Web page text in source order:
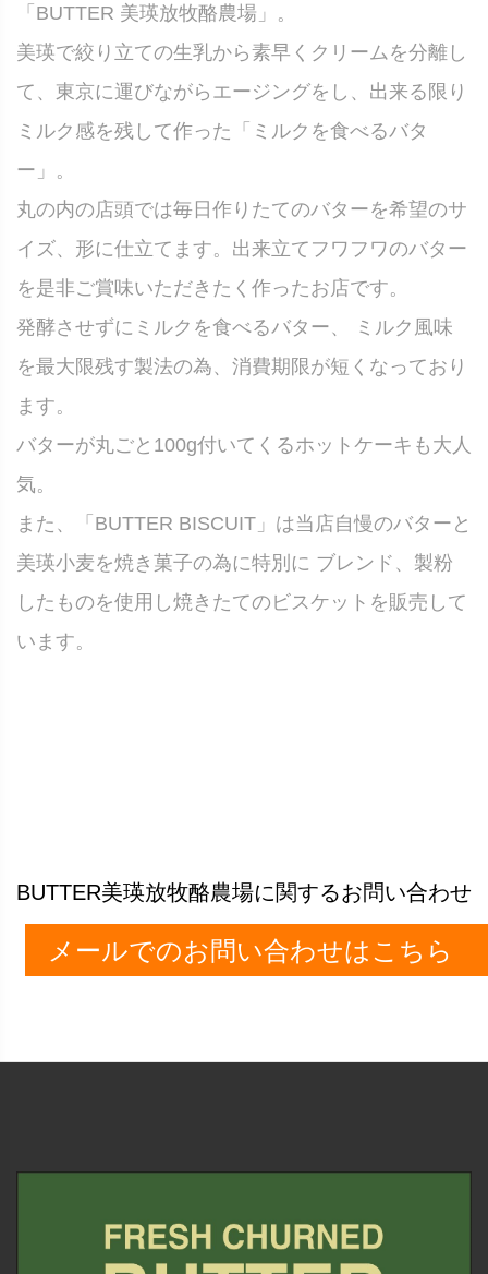
「BUTTER 美瑛放牧酪農場」。
美瑛で絞り立ての生乳から素早くクリームを分離し
て、東京に運びながらエージングをし、出来る限り
ミルク感を残して作った「ミルクを食べるバタ
ー」。
丸の内の店頭では毎日作りたてのバターを希望のサ
イズ、形に仕立てます。出来立てフワフワのバター
を是非ご賞味いただきたく作ったお店です。
発酵させずにミルクを食べるバター、 ミルク風味
を最大限残す製法の為、消費期限が短くなっており
ます。
バターが丸ごと100g付いてくるホットケーキも大人
気。
また、「BUTTER BISCUIT」は当店自慢のバターと
美瑛小麦を焼き菓子の為に特別に ブレンド、製粉
したものを使用し焼きたてのビスケットを販売して
います。
BUTTER美瑛放牧酪農場に関するお問い合わせ
メールでのお問い合わせはこちら